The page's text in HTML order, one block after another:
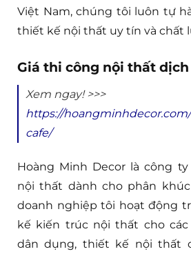
Việt Nam, chúng tôi luôn tự
thiết kế nội thất uy tín và chất
Giá thi công nội thất
Xem ngay! >>>
https://
cafe/
Hoàng Minh Decor là công
nội thất dành cho phân
doanh nghiệp tôi hoạt động
kế kiến trúc nội thất cho
dân dụng, thiết kế nội thất